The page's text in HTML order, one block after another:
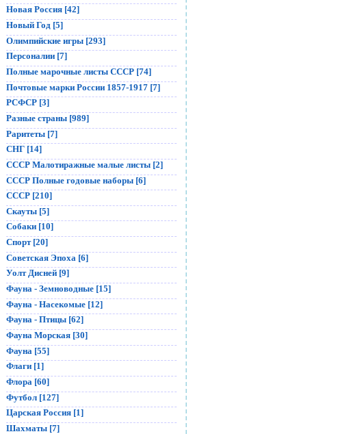
Новая Россия [42]
Новый Год [5]
Олимпийские игры [293]
Персоналии [7]
Полные марочные листы СССР [74]
Почтовые марки России 1857-1917 [7]
РСФСР [3]
Разные страны [989]
Раритеты [7]
СНГ [14]
СССР Малотиражные малые листы [2]
СССР Полные годовые наборы [6]
СССР [210]
Скауты [5]
Собаки [10]
Спорт [20]
Советская Эпоха [6]
Уолт Дисней [9]
Фауна - Земноводные [15]
Фауна - Насекомые [12]
Фауна - Птицы [62]
Фауна Морская [30]
Фауна [55]
Флаги [1]
Флора [60]
Футбол [127]
Царская Россия [1]
Шахматы [7]